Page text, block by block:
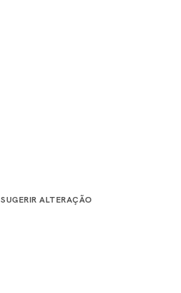
SUGERIR ALTERAÇÃO